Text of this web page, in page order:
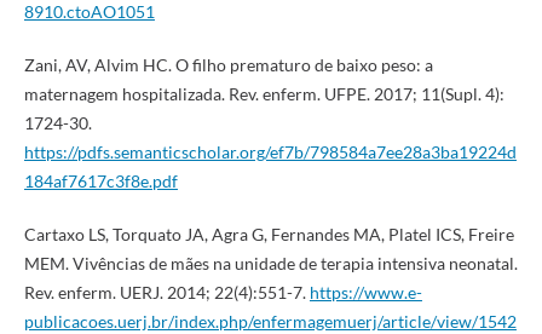
8910.ctoAO1051
Zani, AV, Alvim HC. O filho prematuro de baixo peso: a
maternagem hospitalizada. Rev. enferm. UFPE. 2017; 11(Supl. 4):
1724-30.
https://pdfs.semanticscholar.org/ef7b/798584a7ee28a3ba19224d
184af7617c3f8e.pdf
Cartaxo LS, Torquato JA, Agra G, Fernandes MA, Platel ICS, Freire
MEM. Vivências de mães na unidade de terapia intensiva neonatal.
Rev. enferm. UERJ. 2014; 22(4):551-7. https://www.e-
publicacoes.uerj.br/index.php/enfermagemuerj/article/view/1542